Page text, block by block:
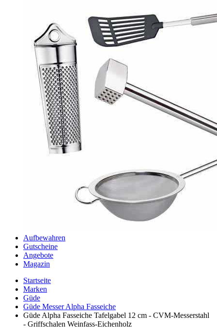
Aufbewahren
Gutscheine
Angebote
Magazin
Startseite
Marken
Güde
Güde Messer Alpha Fasseiche
Güde Alpha Fasseiche Tafelgabel 12 cm - CVM-Messerstahl
- Griffschalen Weinfass-Eichenholz